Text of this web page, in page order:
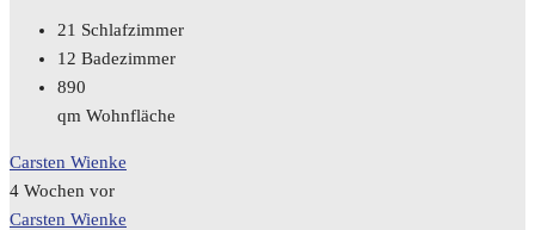
21 Schlafzimmer
12 Badezimmer
890
qm Wohnfläche
Carsten Wienke
4 Wochen vor
Carsten Wienke